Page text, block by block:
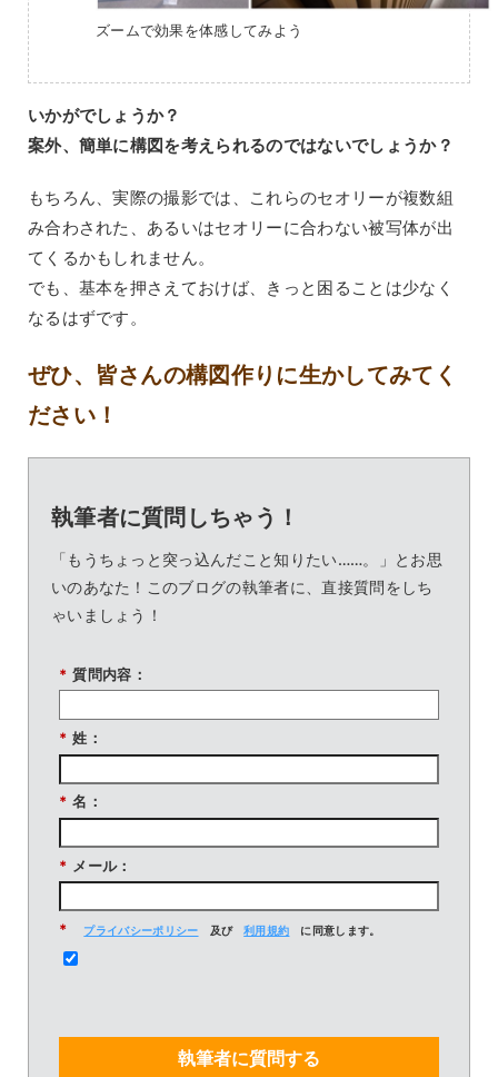
ズームで効果を体感してみよう
いかがでしょうか？
案外、簡単に構図を考えられるのではないでしょうか？
もちろん、実際の撮影では、これらのセオリーが複数組
み合わされた、あるいはセオリーに合わない被写体が出
てくるかもしれません。
でも、基本を押さえておけば、きっと困ることは少なく
なるはずです。
ぜひ、皆さんの構図作りに生かしてみてく
ださい！
執筆者に質問しちゃう！
「もうちょっと突っ込んだこと知りたい……。」とお思
いのあなた！このブログの執筆者に、直接質問をしち
ゃいましょう！
* 質問内容：
* 姓：
* 名：
* メール：
* プライバシーポリシー 及び 利用規約 に同意します。
執筆者に質問する